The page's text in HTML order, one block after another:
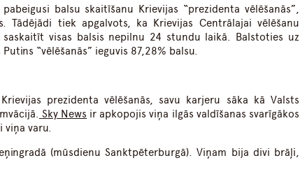
balsu skaitīšanu Krievijas “prezidenta vēlēšanās”,
Tādējādi tiek apgalvots, ka Krievijas Centrālajai vēlēšanu
visas balsis nepilnu 24 stundu laikā. Balstoties uz
“vēlēšanās” ieguvis 87,28% balsu.
prezidenta vēlēšanās, savu karjeru sāka kā Valsts
Sky News ir apkopojis viņa ilgās valdīšanas svarīgākos
viņa varu.
(mūsdienu Sanktpēterburgā). Viņam bija divi brāļi,